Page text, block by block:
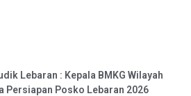
Lebaran : Kepala BMKG Wilayah
Persiapan Posko Lebaran 2026